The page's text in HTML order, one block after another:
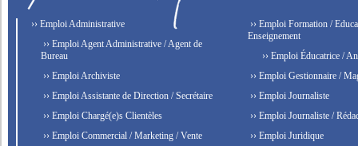
›› Emploi Administrative
›› Emploi Agent Administrative / Agent de
Bureau
›› Emploi Archiviste
›› Emploi Assistante de Direction / Secrétaire
›› Emploi Chargé(e)s Clientèles
›› Emploi Commercial / Marketing / Vente
›› Emploi Formation /
Enseignement
›› Emploi Éducatrice /
›› Emploi Gestionnaire /
›› Emploi Journaliste
›› Emploi Journaliste /
›› Emploi Juridique